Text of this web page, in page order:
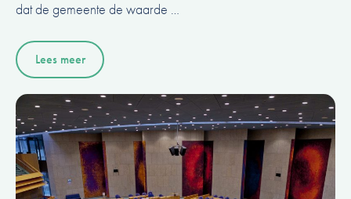
dat de gemeente de waarde …
Lees meer